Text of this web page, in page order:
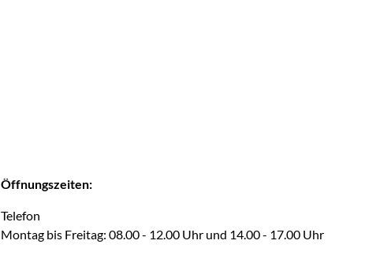
Öffnungszeiten:
Telefon
Montag bis Freitag: 08.00 - 12.00 Uhr und 14.00 - 17.00 Uhr